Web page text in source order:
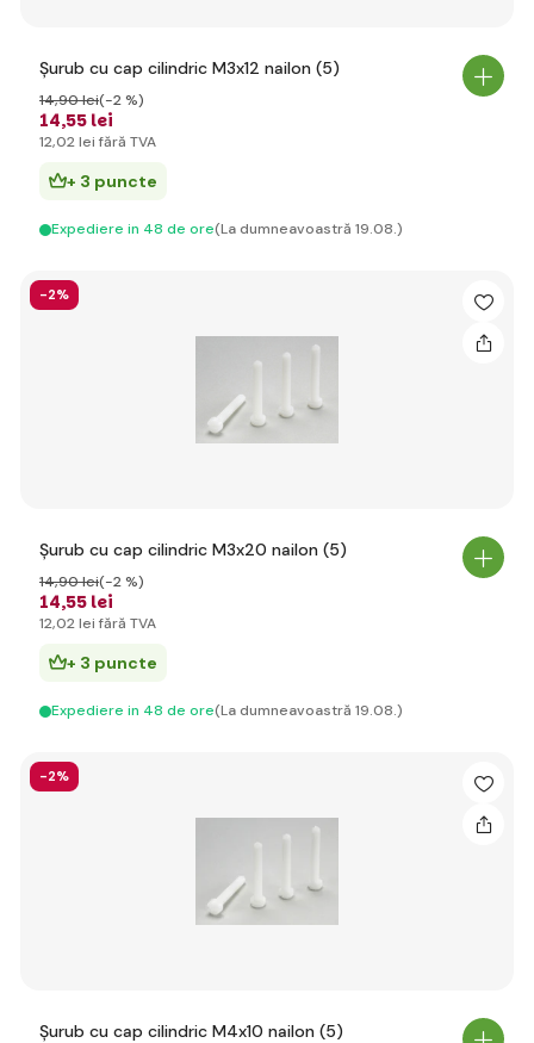
Șurub cu cap cilindric M3x12 nailon (5)
14,55 lei
14,90 lei(-2 %)
12,02 lei fără TVA
+ 3 puncte
Expediere in 48 de ore(La dumneavoastră 19.08.)
-2%
Șurub cu cap cilindric M3x20 nailon (5)
14,55 lei
14,90 lei(-2 %)
12,02 lei fără TVA
+ 3 puncte
Expediere in 48 de ore(La dumneavoastră 19.08.)
-2%
Șurub cu cap cilindric M4x10 nailon (5)